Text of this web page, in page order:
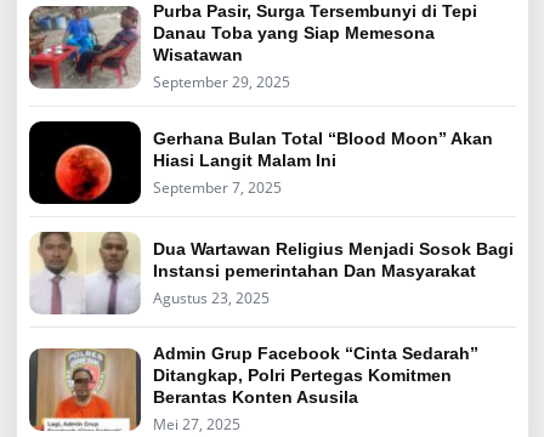
Purba Pasir, Surga Tersembunyi di Tepi
Danau Toba yang Siap Memesona
Wisatawan
September 29, 2025
Gerhana Bulan Total “Blood Moon” Akan
Hiasi Langit Malam Ini
September 7, 2025
Dua Wartawan Religius Menjadi Sosok Bagi
Instansi pemerintahan Dan Masyarakat
Agustus 23, 2025
Admin Grup Facebook “Cinta Sedarah”
Ditangkap, Polri Pertegas Komitmen
Berantas Konten Asusila
Mei 27, 2025